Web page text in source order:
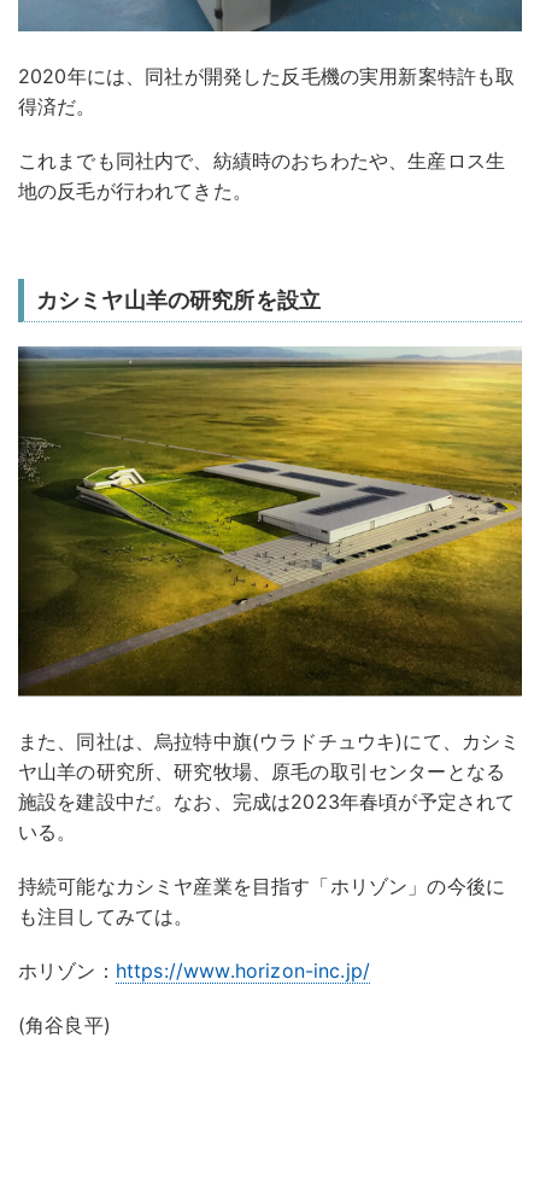
2020年には、同社が開発した反毛機の実用新案特許も取
得済だ。
これまでも同社内で、紡績時のおちわたや、生産ロス生
地の反毛が行われてきた。
カシミヤ山羊の研究所を設立
また、同社は、烏拉特中旗(ウラドチュウキ)にて、カシミ
ヤ山羊の研究所、研究牧場、原毛の取引センターとなる
施設を建設中だ。なお、完成は2023年春頃が予定されて
いる。
持続可能なカシミヤ産業を目指す「ホリゾン」の今後に
も注目してみては。
ホリゾン： https://www.horizon-inc.jp/
(角谷良平)